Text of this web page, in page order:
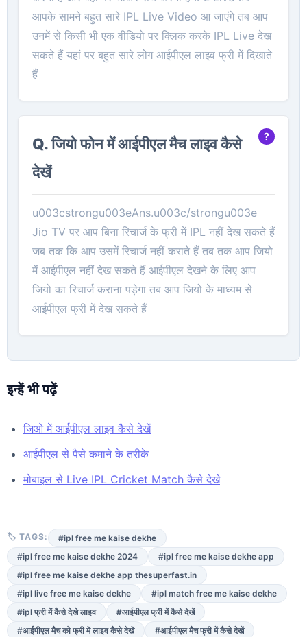
आपके सामने बहुत सारे IPL Live Video आ जाएंगे तब आप
उनमें से किसी भी एक वीडियो पर क्लिक करके IPL Live देख
सकते हैं यहां पर बहुत सारे लोग आईपीएल लाइव फ्री में दिखाते
हैं
Q. जियो फोन में आईपीएल मैच लाइव कैसे
देखें
u003cstrongu003eAns.u003c/strongu003e
Jio TV पर आप बिना रिचार्ज के फ्री में IPL नहीं देख सकते हैं
जब तक कि आप उसमें रिचार्ज नहीं कराते हैं तब तक आप जियो
में आईपीएल नहीं देख सकते हैं आईपीएल देखने के लिए आप
जियो का रिचार्ज कराना पड़ेगा तब आप जियो के माध्यम से
आईपीएल फ्री में देख सकते हैं
इन्हें भी पढ़ें
जिओ में आईपीएल लाइव कैसे देखें
आईपीएल से पैसे कमाने के तरीके
मोबाइल से Live IPL Cricket Match कैसे देखे
🏷 TAGS:
#ipl free me kaise dekhe
#ipl free me kaise dekhe 2024
#ipl free me kaise dekhe app
#ipl free me kaise dekhe app thesuperfast.in
#ipl live free me kaise dekhe
#ipl match free me kaise dekhe
#ipl फ्री में कैसे देखे लाइव
#आईपीएल फ्री में कैसे देखें
#आईपीएल मैच को फ्री में लाइव कैसे देखें
#आईपीएल मैच फ्री में कैसे देखें